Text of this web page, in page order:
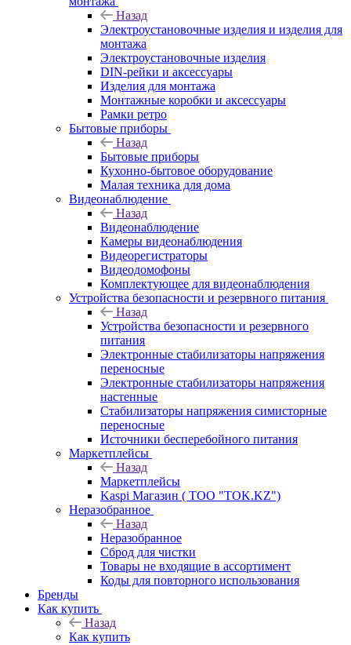
Назад
Электроустановочные изделия и изделия для
монтажа
Электроустановочные изделия
DIN-рейки и аксессуары
Изделия для монтажа
Монтажные коробки и аксессуары
Рамки ретро
Бытовые приборы
Назад
Бытовые приборы
Кухонно-бытовое оборудование
Малая техника для дома
Видеонаблюдение
Назад
Видеонаблюдение
Камеры видеонаблюдения
Видеорегистраторы
Видеодомофоны
Комплектующее для видеонаблюдения
Устройства безопасности и резервного питания
Назад
Устройства безопасности и резервного
питания
Электронные стабилизаторы напряжения
переносные
Электронные стабилизаторы напряжения
настенные
Стабилизаторы напряжения симисторные
переносные
Источники бесперебойного питания
Маркетплейсы
Назад
Маркетплейсы
Kaspi Магазин ( ТОО "TOK.KZ")
Неразобранное
Назад
Неразобранное
Сброд для чистки
Товары не входящие в ассортимент
Коды для повторного использования
Бренды
Как купить
Назад
Как купить